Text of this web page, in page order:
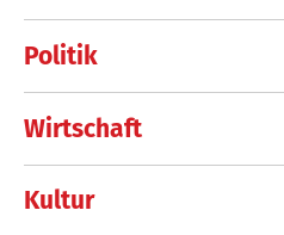
Politik
Wirtschaft
Kultur